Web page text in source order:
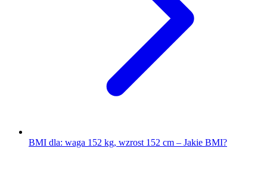
BMI dla: waga 152 kg, wzrost 152 cm – Jakie BMI?